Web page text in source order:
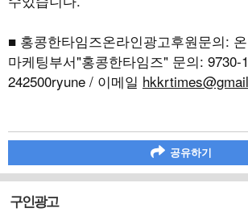
■ 홍콩한타임즈온라인광고후원문의:
마케팅부서"홍콩한타임즈" 문의: 9730-
242500ryune / 이메일
공유하기
구인광고